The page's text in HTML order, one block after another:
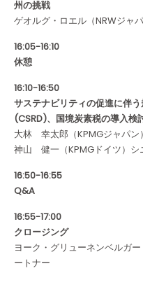
州の挑戦
ゲオルグ・ロエル（NRWジャ
16:05-16:10
休憩
16:10-16:50
サステナビリティの促進に伴
(CSRD)、国境炭素税の導入検
大林 幸太郎（KPMGジャパン
神山 健一（KPMGドイツ）シ
16:50-16:55
Q&A
16:55-17:00
クロージング
ヨーク・グリューネンベルガ
ートナー